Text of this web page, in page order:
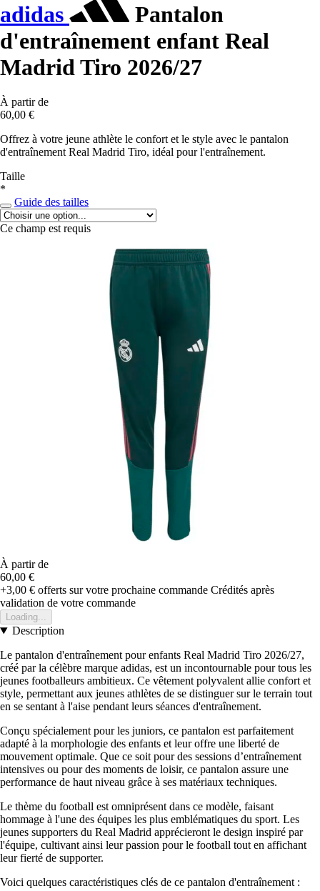
adidas
Pantalon
d'entraînement enfant Real
Madrid Tiro 2026/27
À partir de
60,00 €
Offrez à votre jeune athlète le confort et le style avec le pantalon
d'entraînement Real Madrid Tiro, idéal pour l'entraînement.
Taille
*
Guide des tailles
Ce champ est requis
À partir de
60,00 €
+3,00 € offerts sur votre prochaine commande Crédités après
validation de votre commande
Loading...
Description
Le pantalon d'entraînement pour enfants Real Madrid Tiro 2026/27,
créé par la célèbre marque adidas, est un incontournable pour tous les
jeunes footballeurs ambitieux. Ce vêtement polyvalent allie confort et
style, permettant aux jeunes athlètes de se distinguer sur le terrain tout
en se sentant à l'aise pendant leurs séances d'entraînement.
Conçu spécialement pour les juniors, ce pantalon est parfaitement
adapté à la morphologie des enfants et leur offre une liberté de
mouvement optimale. Que ce soit pour des sessions d’entraînement
intensives ou pour des moments de loisir, ce pantalon assure une
performance de haut niveau grâce à ses matériaux techniques.
Le thème du football est omniprésent dans ce modèle, faisant
hommage à l'une des équipes les plus emblématiques du sport. Les
jeunes supporters du Real Madrid apprécieront le design inspiré par
l'équipe, cultivant ainsi leur passion pour le football tout en affichant
leur fierté de supporter.
Voici quelques caractéristiques clés de ce pantalon d'entraînement :